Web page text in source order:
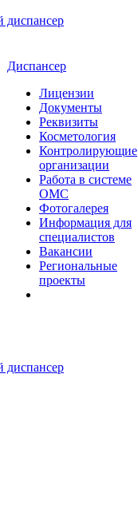
Диспансер
Лицензии
Документы
Реквизиты
Косметология
Контролирующие
организации
Работа в системе
ОМС
Фотогалерея
Информация для
специалистов
Вакансии
Региональные
проекты